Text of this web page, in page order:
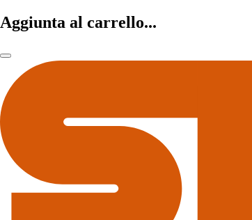
Aggiunta al carrello...